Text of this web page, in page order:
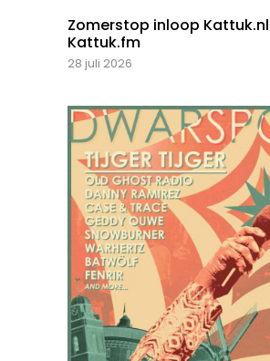
Zomerstop inloop
Kattuk.fm
28 juli 2026